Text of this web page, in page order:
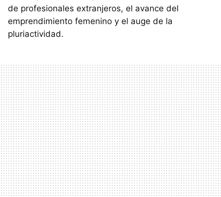
de profesionales extranjeros, el avance del
emprendimiento femenino y el auge de la
pluriactividad.